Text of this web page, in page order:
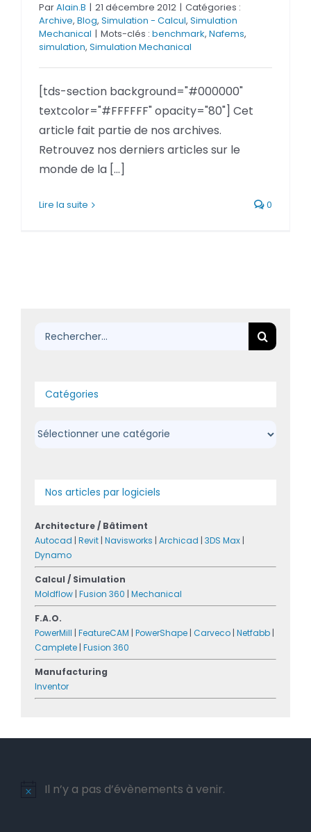
ParAlain.B | 21 décembre 2012 | Catégories :
Archive, Blog, Simulation - Calcul, Simulation
Mechanical | Mots-clés : benchmark, Nafems,
simulation, Simulation Mechanical
[tds-section background="#000000"
textcolor="#FFFFFF" opacity="80"] Cet
article fait partie de nos archives.
Retrouvez nos derniers articles sur le
monde de la [...]
Lire la suite 0
Rechercher:
Catégories
Catégories
Nos articles par logiciels
Architecture / Bâtiment
Autocad | Revit | Navisworks | Archicad | 3DS Max |
Dynamo
Calcul / Simulation
Moldflow | Fusion 360 | Mechanical
F.A.O.
PowerMill | FeatureCAM | PowerShape | Carveco | Netfabb |
Camplete | Fusion 360
Manufacturing
Inventor
Notice
Il n’y a pas d’évènements à venir.